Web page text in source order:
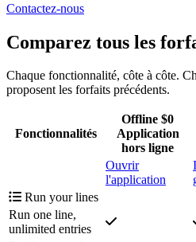
Contactez-nous
Comparez tous les
Chaque fonctionnalité, côte à côte.
proposent les forfaits précédents.
Fonctionnalités
Offline $0
Application
hors ligne
Ouvrir
l'application
Run your lines
Run one line,
unlimited entries